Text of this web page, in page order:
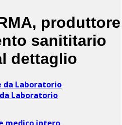
produttore
sanititario
dettaglio
Laboratorio